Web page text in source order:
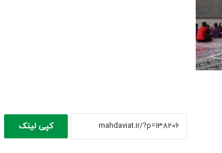
کپی لینک